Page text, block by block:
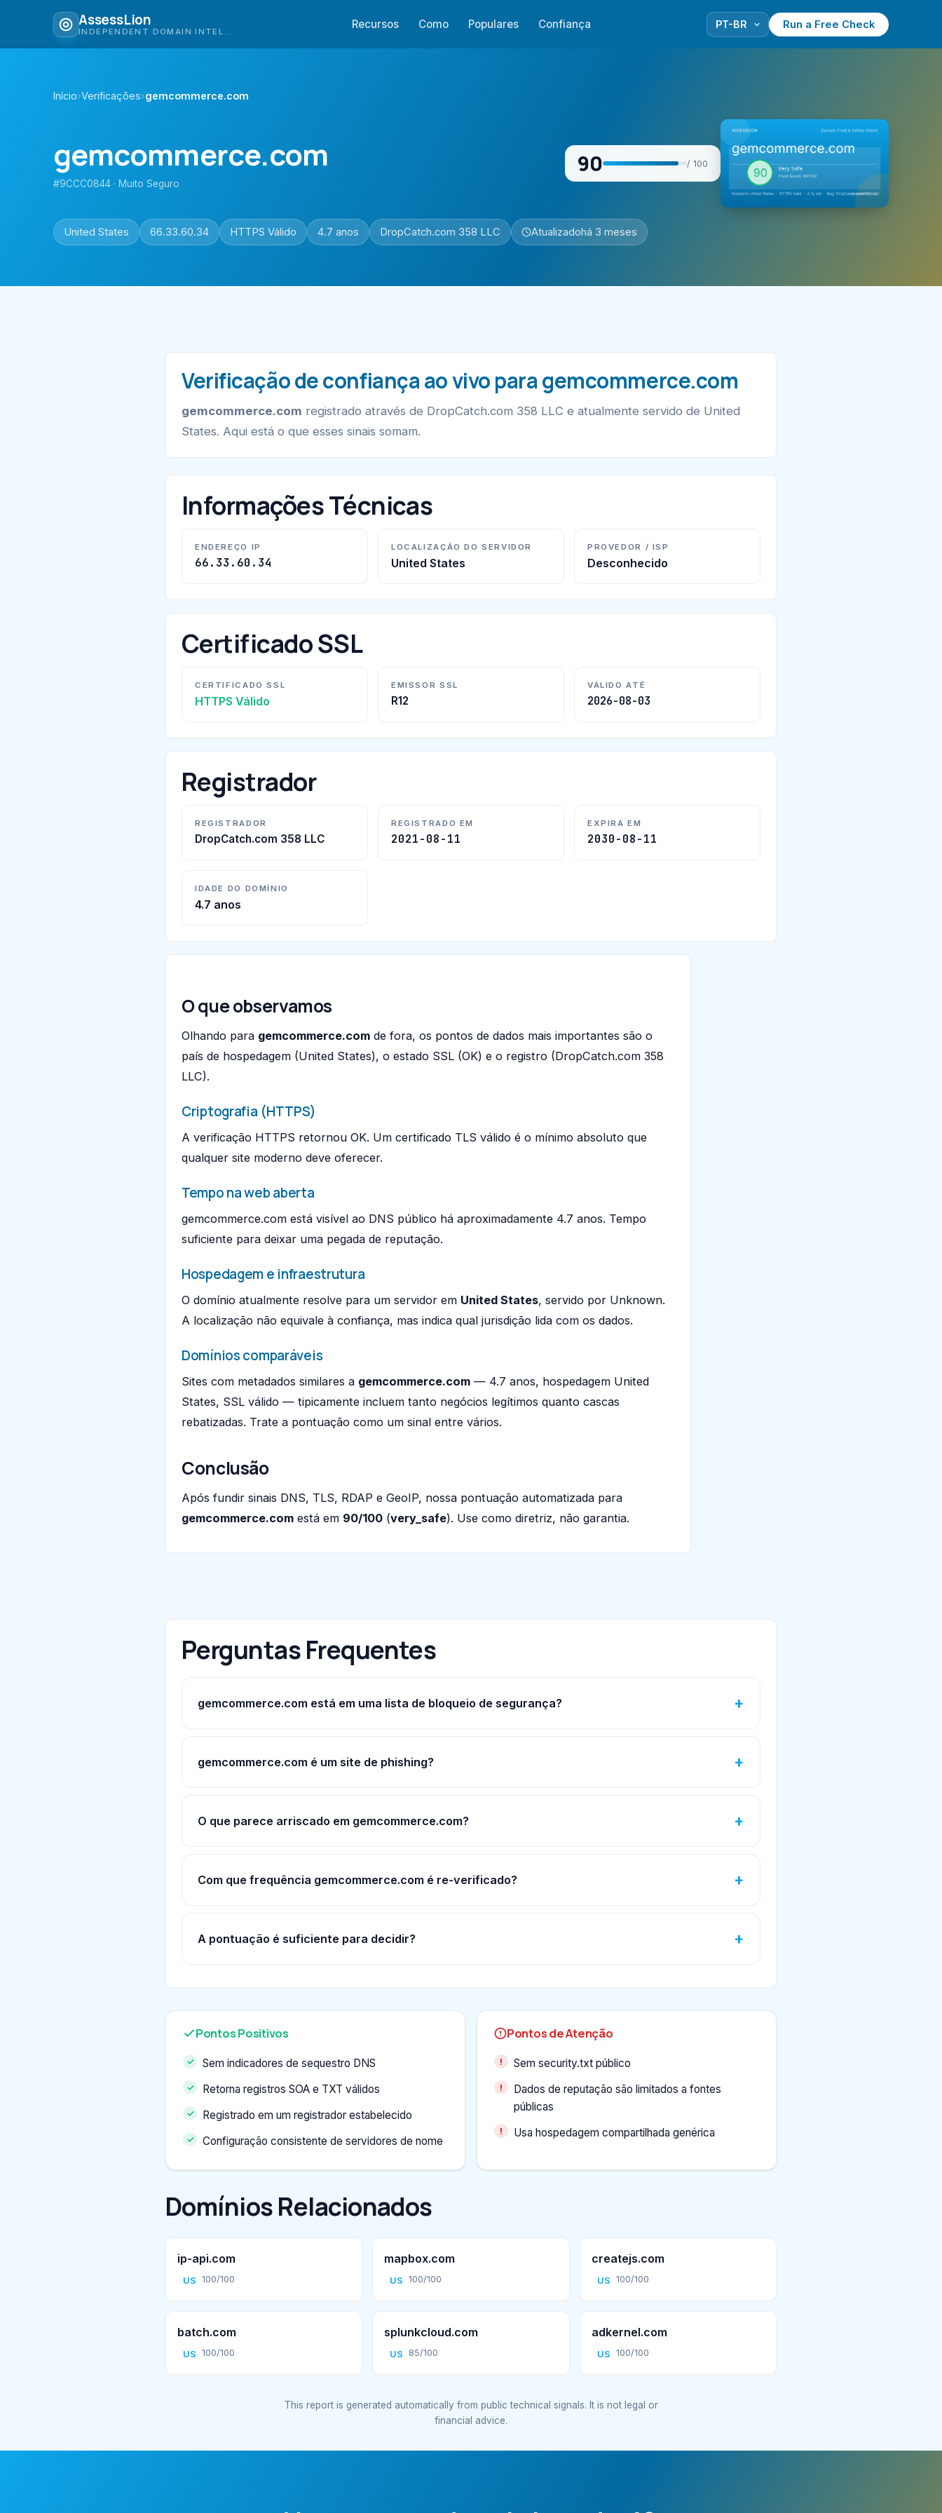
AssessLion Recursos Como Populares Confiança Run a Free Check
Início›Verificações›gemcommerce.com
gemcommerce.com
#9CCC0844 · Muito Seguro
90 / 100
United States 66.33.60.34 HTTPS Válido 4.7 anos DropCatch.com 358 LLC Atualizadohá 3 meses
Verificação de confiança ao vivo para gemcommerce.com
gemcommerce.com registrado através de DropCatch.com 358 LLC e atualmente servido de United
States. Aqui está o que esses sinais somam.
Informações Técnicas
ENDEREÇO IP
66.33.60.34
LOCALIZAÇÃO DO SERVIDOR
United States
PROVEDOR / ISP
Desconhecido
Certificado SSL
CERTIFICADO SSL
HTTPS Válido
EMISSOR SSL
R12
VÁLIDO ATÉ
2026-08-03
Registrador
REGISTRADOR
DropCatch.com 358 LLC
REGISTRADO EM
2021-08-11
EXPIRA EM
2030-08-11
IDADE DO DOMÍNIO
4.7 anos
O que observamos
Olhando para gemcommerce.com de fora, os pontos de dados mais importantes são o
país de hospedagem (United States), o estado SSL (OK) e o registro (DropCatch.com 358
LLC).
Criptografia (HTTPS)
A verificação HTTPS retornou OK. Um certificado TLS válido é o mínimo absoluto que
qualquer site moderno deve oferecer.
Tempo na web aberta
gemcommerce.com está visível ao DNS público há aproximadamente 4.7 anos. Tempo
suficiente para deixar uma pegada de reputação.
Hospedagem e infraestrutura
O domínio atualmente resolve para um servidor em United States, servido por Unknown.
A localização não equivale à confiança, mas indica qual jurisdição lida com os dados.
Domínios comparáveis
Sites com metadados similares a gemcommerce.com — 4.7 anos, hospedagem United
States, SSL válido — tipicamente incluem tanto negócios legítimos quanto cascas
rebatizadas. Trate a pontuação como um sinal entre vários.
Conclusão
Após fundir sinais DNS, TLS, RDAP e GeoIP, nossa pontuação automatizada para
gemcommerce.com está em 90/100 (very_safe). Use como diretriz, não garantia.
Perguntas Frequentes
gemcommerce.com está em uma lista de bloqueio de segurança?
gemcommerce.com é um site de phishing?
O que parece arriscado em gemcommerce.com?
Com que frequência gemcommerce.com é re-verificado?
A pontuação é suficiente para decidir?
Pontos Positivos
Sem indicadores de sequestro DNS
Retorna registros SOA e TXT válidos
Registrado em um registrador estabelecido
Configuração consistente de servidores de nome
Pontos de Atenção
Sem security.txt público
Dados de reputação são limitados a fontes
públicas
Usa hospedagem compartilhada genérica
Domínios Relacionados
ip-api.com
US 100/100
mapbox.com
US 100/100
createjs.com
US 100/100
batch.com
US 100/100
splunkcloud.com
US 85/100
adkernel.com
US 100/100
This report is generated automatically from public technical signals. It is not legal or
financial advice.